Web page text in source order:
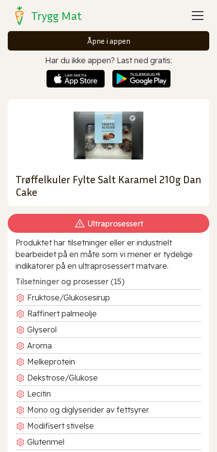
Trygg Mat
Åpne i appen
Har du ikke appen? Last ned gratis:
Trøffelkuler Fylte Salt Karamel 210g Dan
Cake
Ultraprosessert
Produktet har tilsetninger eller er industrielt
bearbeidet på en måte som vi mener er tydelige
indikatorer på en ultraprosessert matvare.
Tilsetninger og prosesser (15)
Fruktose/Glukosesirup
Raffinert palmeolje
Glyserol
Aroma
Melkeprotein
Dekstrose/Glukose
Lecitin
Mono og diglyserider av fettsyrer
Modifisert stivelse
Glutenmel